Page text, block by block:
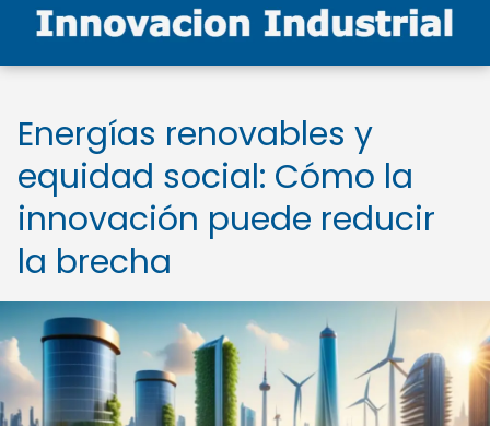
Energías renovables y
equidad social: Cómo la
innovación puede reducir
la brecha